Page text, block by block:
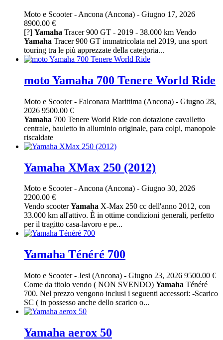
Moto e Scooter- Ancona (Ancona) - Giugno 17, 2026
8900.00 €
[?] Yamaha Tracer 900 GT - 2019 - 38.000 km Vendo
Yamaha Tracer 900 GT immatricolata nel 2019, una sport
touring tra le più apprezzate della categoria...
moto Yamaha 700 Tenere World Ride
Moto e Scooter- Falconara Marittima (Ancona) - Giugno 28,
2026 9500.00 €
Yamaha 700 Tenere World Ride con dotazione cavalletto
centrale, bauletto in alluminio originale, para colpi, manopole
riscaldate
Yamaha XMax 250 (2012)
Moto e Scooter-Ancona (Ancona) - Giugno 30, 2026
2200.00 €
Vendo scooterYamaha X-Max 250 cc dell'anno 2012, con
33.000 km all'attivo. È in ottime condizioni generali, perfetto
per il tragitto casa-lavoro e pe...
Yamaha Ténéré 700
Moto e Scooter- Jesi (Ancona) - Giugno 23, 2026 9500.00 €
Come da titolo vendo ( NON SVENDO) Yamaha Ténéré
700. Nel prezzo vengono inclusi i seguenti accessori: -Scarico
SC ( in possesso anche dello scarico o...
Yamaha aerox 50